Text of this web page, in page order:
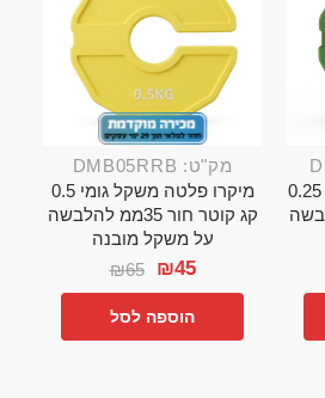
מיקרו פלטה משקל גומי 0.25
להלבשה
מק"ט: DMB05RRB
מיקרו פלטה משקל גומי 0.5
קג קוטר חור 35ממ להלבשה
על משקל מובנה
₪65 ₪45
הוספה לסל